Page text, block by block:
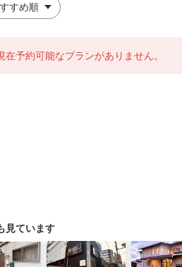
予約可能なプランがありません。
見ています